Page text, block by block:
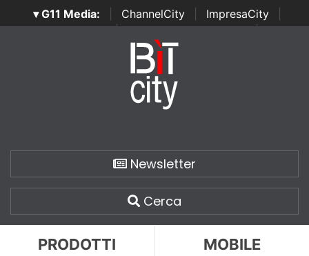
▾ G11 Media: ChannelCity ImpresaCity
SecurityOpenLab | Italian Channel Awards | Italian
Italian Security Awards
Newsletter
Cerca
PRODOTTI MOBILE